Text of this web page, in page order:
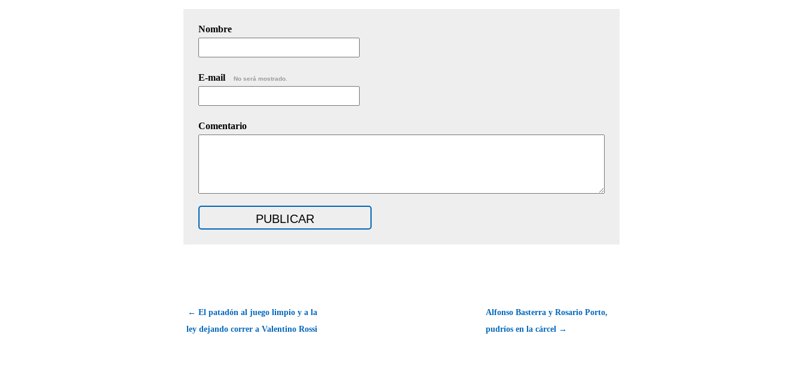
Nombre
E-mail No será mostrado.
Comentario
← El patadón al juego limpio y a la
ley dejando correr a Valentino Rossi
Alfonso Basterra y Rosario Porto,
pudríos en la cárcel →